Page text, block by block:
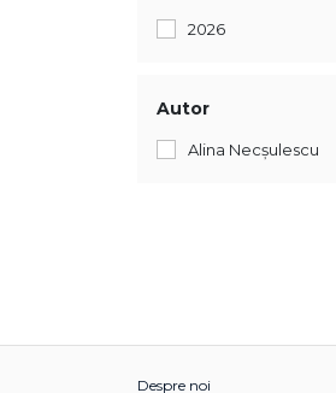
2026
Autor
Alina Necșulescu
Despre noi